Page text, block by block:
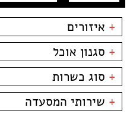
+ איזורים
אילת
מרינה
פארק אופירה
פארק הקרח
קניון מול הים - טיילת
+ סגנון אוכל
בשרים
דגים
צמחוני/טבעוני
פירות ים
+ סוג כשרות
כשרות
כשר למהדרין
+ שירותי המסעדה